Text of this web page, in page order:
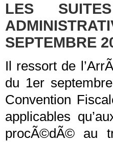
LES
SEPTEMBRE
Il ressort de
du 1er
Convention
applicables
procÃ©dÃ© au